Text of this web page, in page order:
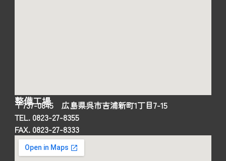
整備工場
〒737-0845 広島県呉市吉浦新町1丁目7-15
TEL. 0823-27-8355
FAX. 0823-27-8333